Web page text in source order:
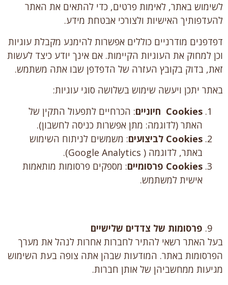
לשימוש באתר, לאימות פרטים, כדי להתאים את האתר
להעדפותיך האישיות ולצורכי אבטחת מידע.
דפדפנים מודרניים כוללים אפשרות להימנע מקבלת עוגיות
וכן למחוק את העוגיות הקיימות. אם אינך יודע כיצד לעשות
זאת, בדוק בקובץ העזרה של הדפדפן שבו אתה משתמש.
באתר יתכן ויעשה שימוש בשלושה סוגי עוגיות:
Cookies חיוניים: הכרחיים לתפעול התקין של
האתר (לדוגמה: מתן אפשרות כניסה לחשבון).
Cookies לביצועים: משמשים לניתוח השימוש
באתר, לדוגמה ( Google Analytics).
Cookies פרסומיים: מספקים פרסומות מותאמות
אישית למשתמש.
פרסומות של צדדים שלישיים
בעל האתר רשאי להתיר לחברות אחרות לנהל את מערך
הפרסומות באתר. המודעות שבהן אתה צופה בעת השימוש
מגיעות ממחשביהן של אותן חברות.